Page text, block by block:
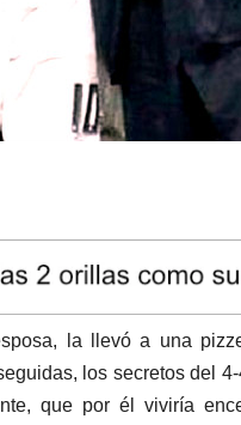
la llevó a una
los secretos del
que por él viviría